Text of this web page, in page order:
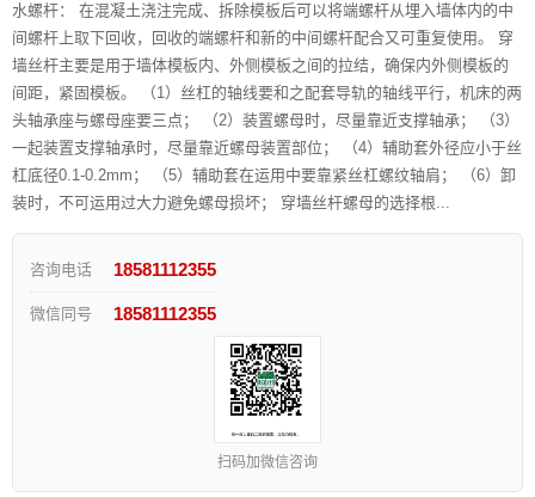
水螺杆： 在混凝土浇注完成、拆除模板后可以将端螺杆从埋入墙体内的中
间螺杆上取下回收，回收的端螺杆和新的中间螺杆配合又可重复使用。 穿
墙丝杆主要是用于墙体模板内、外侧模板之间的拉结，确保内外侧模板的
间距，紧固模板。 （1）丝杠的轴线要和之配套导轨的轴线平行，机床的两
头轴承座与螺母座要三点； （2）装置螺母时，尽量靠近支撑轴承； （3）
一起装置支撑轴承时，尽量靠近螺母装置部位； （4）辅助套外径应小于丝
杠底径0.1-0.2mm； （5）辅助套在运用中要靠紧丝杠螺纹轴肩； （6）卸
装时，不可运用过大力避免螺母损坏； 穿墙丝杆螺母的选择根...
咨询电话 18581112355
微信同号 18581112355
扫码加微信咨询